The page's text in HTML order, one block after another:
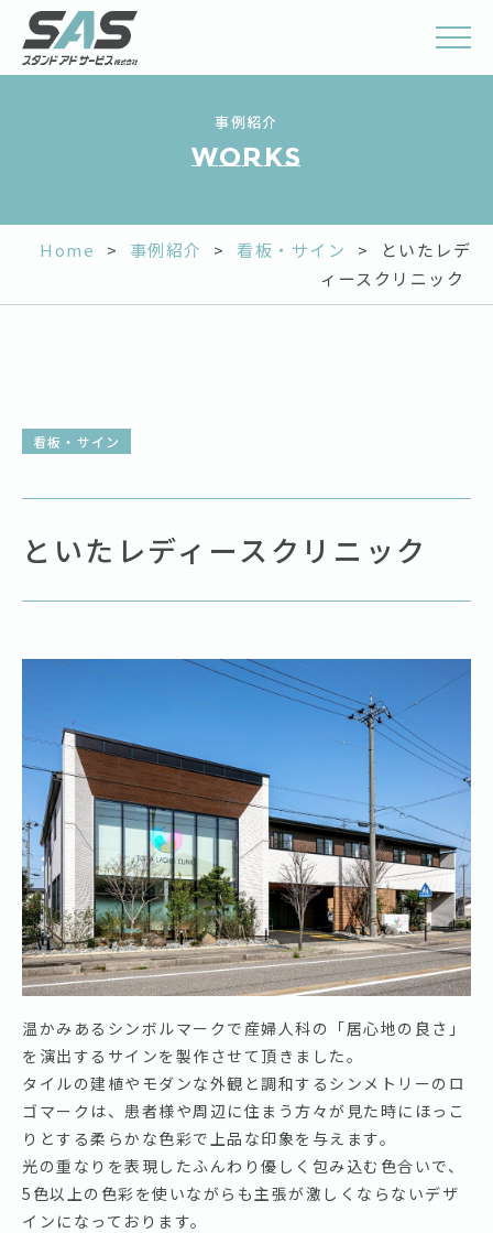
事例紹介
works
Home > 事例紹介 > 看板・サイン >
といたレデ
ィースクリニック
看板・サイン
といたレディースクリニック
温かみあるシンボルマークで産婦人科の「居心地の良さ」
を演出するサインを製作させて頂きました。
タイルの建植やモダンな外観と調和するシンメトリーのロ
ゴマークは、患者様や周辺に住まう方々が見た時にほっこ
りとする柔らかな色彩で上品な印象を与えます。
光の重なりを表現したふんわり優しく包み込む色合いで、
5色以上の色彩を使いながらも主張が激しくならないデザ
インになっております。